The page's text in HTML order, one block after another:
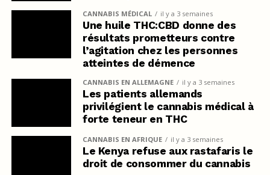
CANNABIS MÉDICAL il y a 3 semaines
Une huile THC:CBD donne des
résultats prometteurs contre
l’agitation chez les personnes
atteintes de démence
CANNABIS EN ALLEMAGNE il y a 3 semaines
Les patients allemands
privilégient le cannabis médical à
forte teneur en THC
CANNABIS EN AFRIQUE il y a 3 semaines
Le Kenya refuse aux rastafaris le
droit de consommer du cannabis